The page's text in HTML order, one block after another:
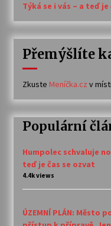
Týká se i vás – a teď
Přemýšlíte
Zkuste Meníčka.cz v
Populární
Humpolec schvaluje
teď je čas se ozvat
4.4k views
ÚZEMNÍ PLÁN: Město